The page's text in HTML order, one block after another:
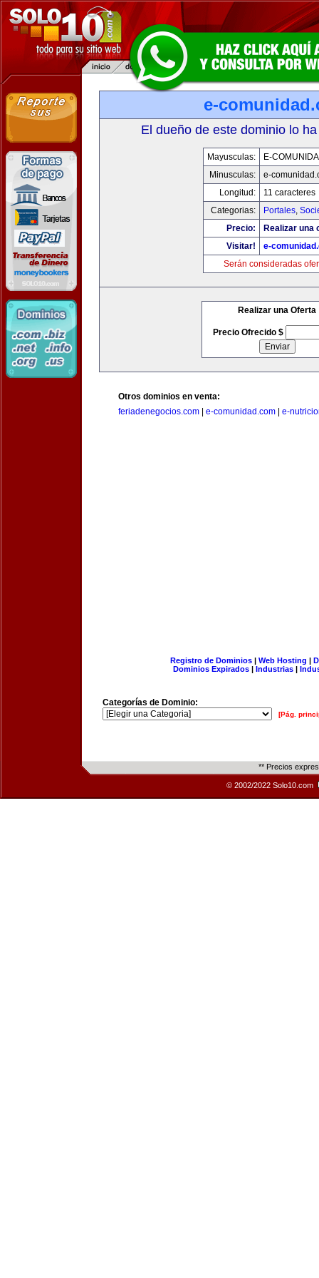
e-
El dueño de este dominio lo
Mayusculas:
E-
Minusculas:
e-
Longitud:
11 caracteres
Categorias:
Portales,
Precio:
Realizar una
Visitar!
e-
Serán consideradas
Realizar una Oferta
Precio Ofrecido $
Otros dominios en venta:
feriadenegocios.com
e-comunidad.com e-
Registro de Dominios| Web Hosting |
Dominios Expirados | Industrias |
Categorías de Dominio:
[Pág.
** Precios
© 2002/2022 Solo10.com